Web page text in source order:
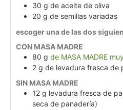
30 g de aceite de oliva
20 g de semillas variadas
escoger una de las dos
CON MASA MADRE
80 g de MASA MADRE
2 g de levadura fresca de
SIN MASA MADRE
12 g levadura fresca de
seca de panadería)